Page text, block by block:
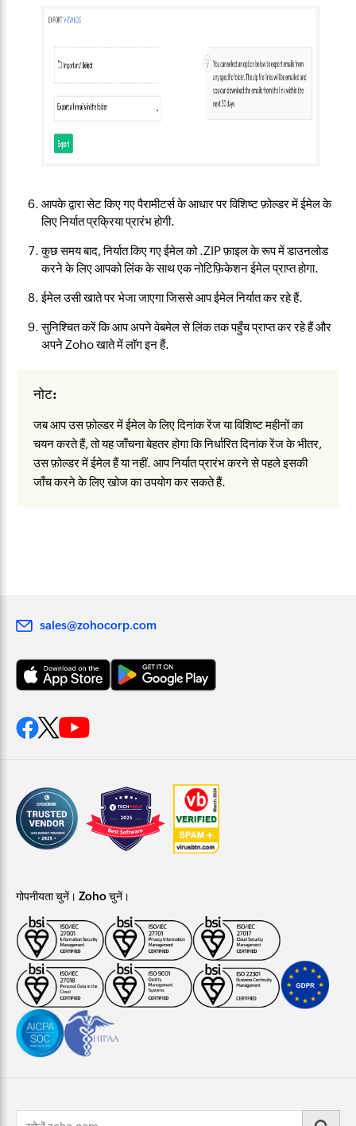
आपके द्वारा सेट किए गए पैरामीटर्स के आधार पर विशिष्ट फ़ोल्डर में ईमेल के
लिए निर्यात प्रक्रिया प्रारंभ होगी.
कुछ समय बाद, निर्यात किए गए ईमेल को .ZIP फ़ाइल के रूप में डाउनलोड
करने के लिए आपको लिंक के साथ एक नोटिफ़िकेशन ईमेल प्राप्त होगा.
ईमेल उसी खाते पर भेजा जाएगा जिससे आप ईमेल निर्यात कर रहे हैं.
सुनिश्चित करें कि आप अपने वेबमेल से लिंक तक पहुँच प्राप्त कर रहे हैं और
अपने Zoho खाते में लॉग इन हैं.
नोट:
जब आप उस फ़ोल्डर में ईमेल के लिए दिनांक रेंज या विशिष्ट महीनों का
चयन करते हैं, तो यह जाँचना बेहतर होगा कि निर्धारित दिनांक रेंज के भीतर,
उस फ़ोल्डर में ईमेल हैं या नहीं. आप निर्यात प्रारंभ करने से पहले इसकी
जाँच करने के लिए खोज का उपयोग कर सकते हैं.
sales@zohocorp.com
गोपनीयता चुनें। Zoho चुनें।